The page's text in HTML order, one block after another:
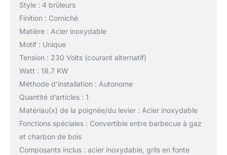
Style : 4 brûleurs
Finition : Corniché
Matière : Acier inoxydable
Motif : Unique
Tension : 230 Volts (courant alternatif)
Watt : 18.7 KW
Méthode d’installation : Autonome
Quantité d’articles : 1
Matériau(x) de la poignée/du levier : Acier inoxydable
Fonctions spéciales : Convertible entre barbecue à gaz
et charbon de bois
Composants inclus : acier inoxydable, grils en fonte